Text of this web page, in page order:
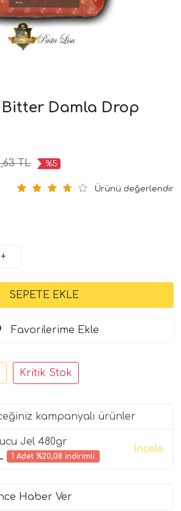
Damla Drop
TL %5
Ürünü değerlendir
+
Favorilerime Ekle
Kritik Stok
kampanyalı ürünler
Jel 480gr
1 Adet %20,08 indirimli
İncele
Haber Ver